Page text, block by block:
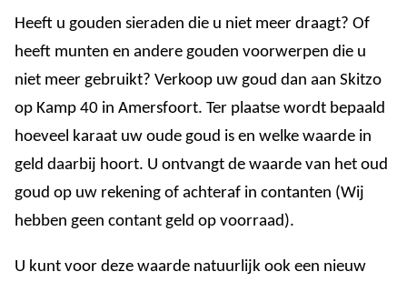
Heeft u gouden sieraden die u niet meer draagt? Of
heeft munten en andere gouden voorwerpen die u
niet meer gebruikt? Verkoop uw goud dan aan Skitzo
op Kamp 40 in Amersfoort. Ter plaatse wordt bepaald
hoeveel karaat uw oude goud is en welke waarde in
geld daarbij hoort. U ontvangt de waarde van het oud
goud op uw rekening of achteraf in contanten (Wij
hebben geen contant geld op voorraad).
U kunt voor deze waarde natuurlijk ook een nieuw